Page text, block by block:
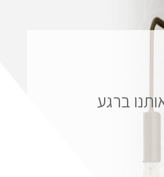
ברגע
בכל פרט